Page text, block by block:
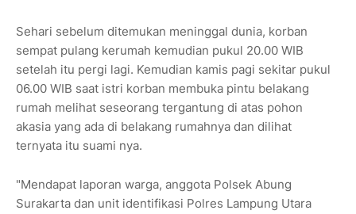
Sehari sebelum ditemukan meninggal dunia, korban
sempat pulang kerumah kemudian pukul 20.00 WIB
setelah itu pergi lagi. Kemudian kamis pagi sekitar pukul
06.00 WIB saat istri korban membuka pintu belakang
rumah melihat seseorang tergantung di atas pohon
akasia yang ada di belakang rumahnya dan dilihat
ternyata itu suami nya.
"Mendapat laporan warga, anggota Polsek Abung
Surakarta dan unit identifikasi Polres Lampung Utara